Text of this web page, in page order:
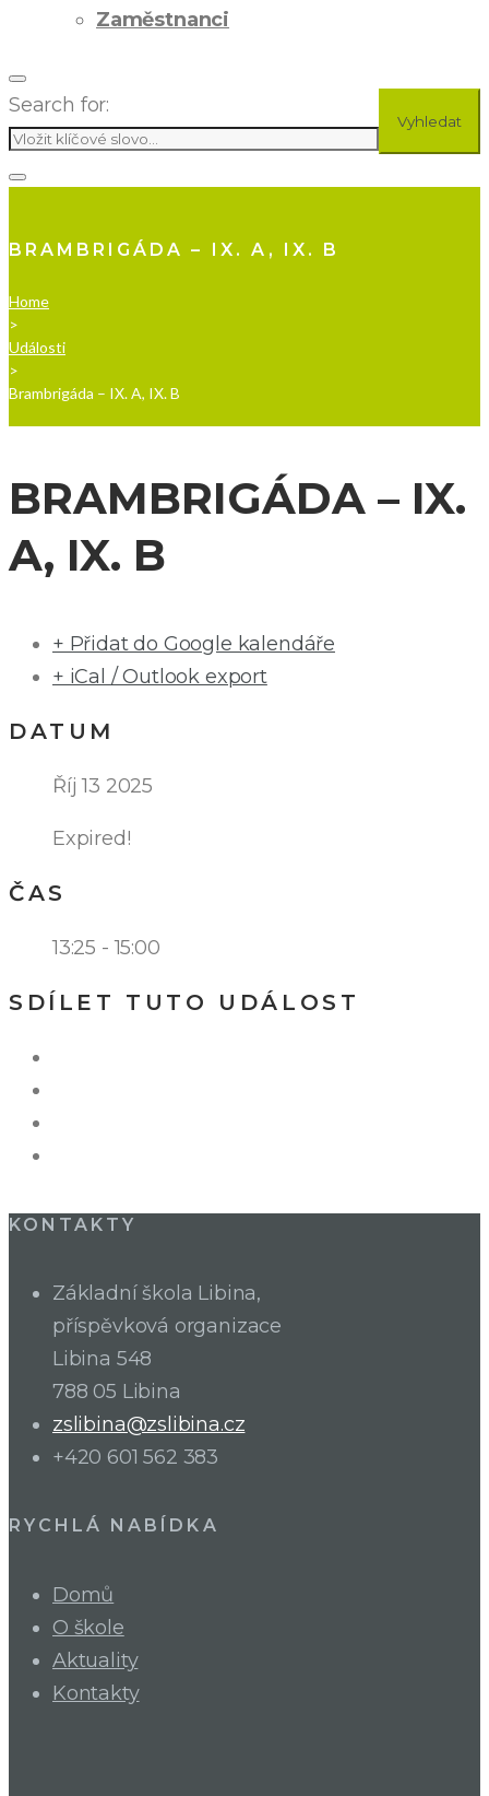
Zaměstnanci
Search for:
Vyhledat
BRAMBRIGÁDA – IX. A, IX. B
Home
>
Události
>
Brambrigáda – IX. A, IX. B
BRAMBRIGÁDA – IX.
A, IX. B
+ Přidat do Google kalendáře
+ iCal / Outlook export
DATUM
Říj 13 2025
Expired!
ČAS
13:25 - 15:00
SDÍLET TUTO UDÁLOST
KONTAKTY
Základní škola Libina,
příspěvková organizace
Libina 548
788 05 Libina
zslibina@zslibina.cz
+420 601 562 383
RYCHLÁ NABÍDKA
Domů
O škole
Aktuality
Kontakty